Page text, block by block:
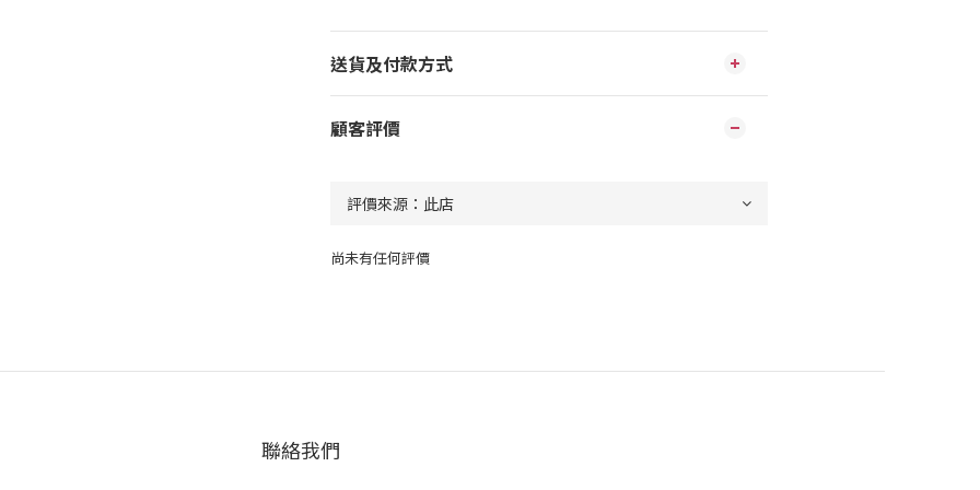
送貨及付款方式
顧客評價
尚未有任何評價
聯絡我們